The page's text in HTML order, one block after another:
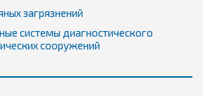
загрязнений
системы диагностического
сооружений